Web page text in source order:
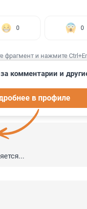
0 0
фрагмент и нажмите
комментарии и
в профиле